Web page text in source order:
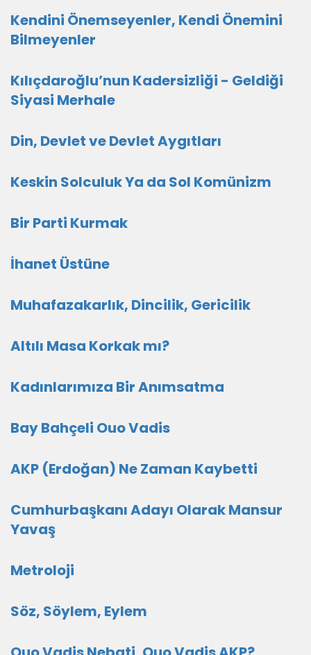
Kendini Önemseyenler, Kendi Önemini
Bilmeyenler
Kılıçdaroğlu’nun Kadersizliği - Geldiği
Siyasi Merhale
Din, Devlet ve Devlet Aygıtları
Keskin Solculuk Ya da Sol Komünizm
Bir Parti Kurmak
İhanet Üstüne
Muhafazakarlık, Dincilik, Gericilik
Altılı Masa Korkak mı?
Kadınlarımıza Bir Anımsatma
Bay Bahçeli Ouo Vadis
AKP (Erdoğan) Ne Zaman Kaybetti
Cumhurbaşkanı Adayı Olarak Mansur
Yavaş
Metroloji
Söz, Söylem, Eylem